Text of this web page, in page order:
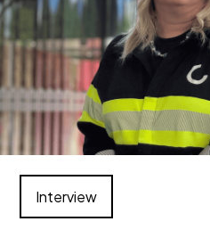
Interview